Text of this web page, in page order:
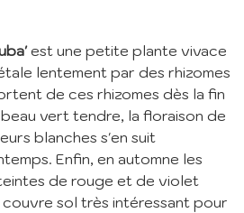
est une petite plante vivace
lentement par des rhizomes
de ces rhizomes dès la fin
vert tendre, la floraison de
blanches s'en suit
Enfin, en automne les
de rouge et de violet
couvre sol très intéressant pour
Politique de confidentialité